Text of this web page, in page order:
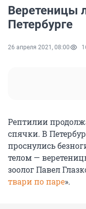
Веретеницы
Петербурге
26 апреля 2021, 08:00
Рептилии
спячки. В
проснулись
телом —
зоолог Павел
твари по паре».